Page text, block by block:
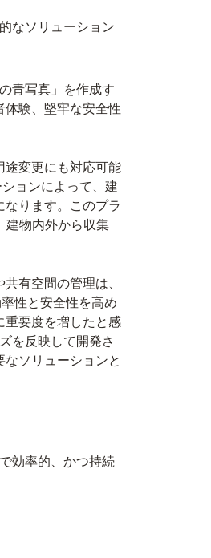
なソリューション
青写真」を作成す
体験、堅牢な安全性
途変更にも対応可能
ョンによって、建
ります。このプラ
建物内外から収集
有空間の管理は、
性と安全性を高め
重要度を増したと感
を反映して開発さ
ソリューションと
効率的、かつ持続